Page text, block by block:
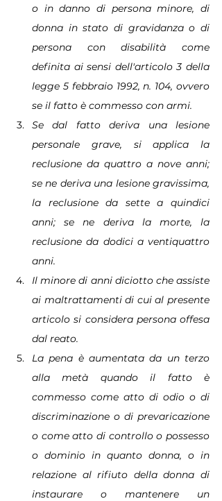
o in danno di persona minore, di
donna in stato di gravidanza o di
persona con disabilità come
definita ai sensi dell'articolo 3 della
legge 5 febbraio 1992, n. 104, ovvero
se il fatto è commesso con armi.
Se dal fatto deriva una lesione
personale grave, si applica la
reclusione da quattro a nove anni;
se ne deriva una lesione gravissima,
la reclusione da sette a quindici
anni; se ne deriva la morte, la
reclusione da dodici a ventiquattro
anni.
Il minore di anni diciotto che assiste
ai maltrattamenti di cui al presente
articolo si considera persona offesa
dal reato.
La pena è aumentata da un terzo
alla metà quando il fatto è
commesso come atto di odio o di
discriminazione o di prevaricazione
o come atto di controllo o possesso
o dominio in quanto donna, o in
relazione al rifiuto della donna di
instaurare o mantenere un